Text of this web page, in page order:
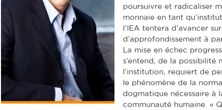
poursuivre et radicaliser
monnaie en tant
l’IEA tentera d’avancer
d’approfondissement à
La mise en échec
s’entend, de la possibilité
l’institution, requiert de
le phénomène de la
dogmatique nécessaire à
communauté humaine. «